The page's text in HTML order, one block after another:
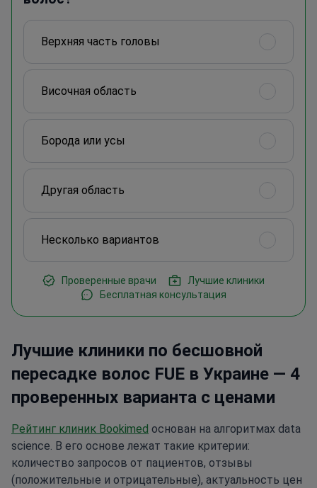
Bерхняя часть головы
Височная область
Борода или усы
Другая область
Несколько вариантов
Проверенные врачи
Лучшие клиники
Бесплатная консультация
Лучшие клиники по бесшовной
пересадке волос FUE в Украине — 4
проверенных варианта с ценами
Рейтинг клиник Bookimed основан на алгоритмах data
science. В его основе лежат такие критерии:
количество запросов от пациентов, отзывы
(положительные и отрицательные), актуальность цен